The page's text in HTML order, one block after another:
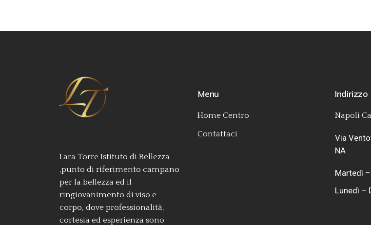
Lara Torre Istituto di Bellezza
,punto di riferimento campano
per la bellezza ed il
ringiovanimento di viso e
corpo, dove professionalità,
cortesia ed esperienza sono
Menu
Home Centro
Contattaci
Indirizzo
Napoli
Via
NA
Martedì
Lunedì –